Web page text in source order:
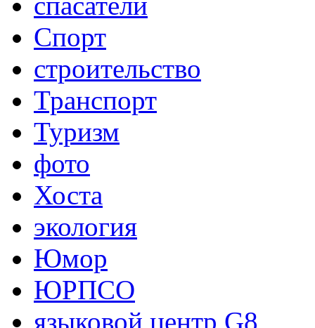
Спорт
строительство
Транспорт
Туризм
фото
Хоста
экология
Юмор
ЮРПСО
языковой центр G8